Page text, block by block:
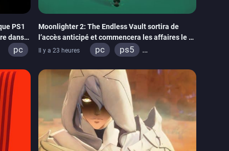
PS1
dans
pc
Moonlighter 2: The Endless Vault sortira de
l’accès anticipé et commencera les affaires le 2
septembre
Il y a 23 heures pc
ps5